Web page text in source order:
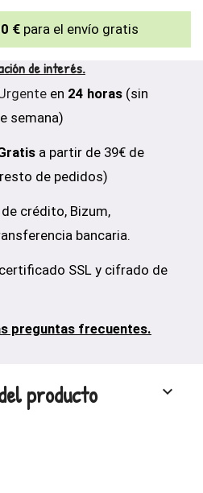
€ para el envío gratis
de interés.
en 24 horas (sin
semana)
a partir de 39€ de
de pedidos)
crédito, Bizum,
bancaria.
SSL y cifrado de
preguntas frecuentes.
producto keyboard_arrow_down